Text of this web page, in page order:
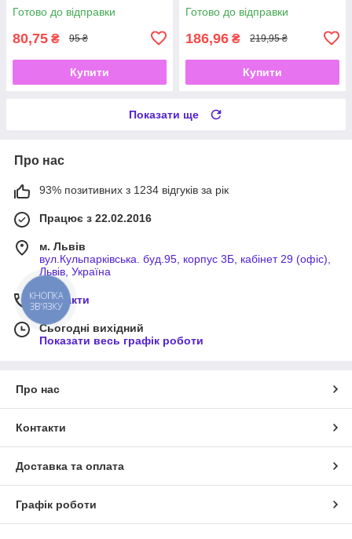
Готово до відправки
80,75 ₴ 95 ₴
Купити
Готово до відправки
186,96 ₴ 219,95 ₴
Купити
Показати ще
Про нас
93% позитивних з 1234 відгуків за рік
Працює з 22.02.2016
м. Львів
вул.Кульпарківська. буд.95, корпус 3Б, кабінет 29 (офіс),
Львів, Україна
Контакти
Сьогодні вихідний
Показати весь графік роботи
Про нас
Контакти
Доставка та оплата
Графік роботи
КНОПКА
ЗВ'ЯЗКУ